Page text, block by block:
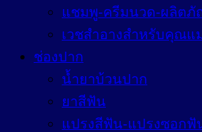
แชมพู-ครีมนวด-ผลิตภั
เวชสำอางสำหรับคุณแ
ช่องปาก
น้ำยาบ้วนปาก
ยาสีฟัน
แปรงสีฟัน-แปรงซอกฟั